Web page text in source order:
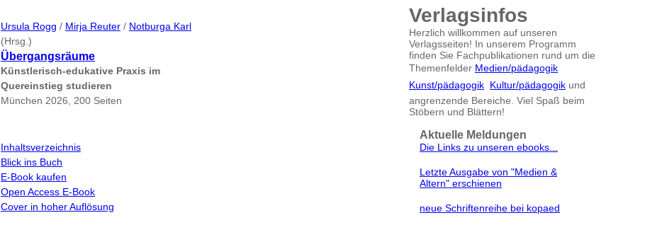
Ursula Rogg / Mirja Reuter / Notburga Karl
(Hrsg.)
Übergangsräume
Künstlerisch-edukative Praxis im
Quereinstieg studieren
München 2026, 200 Seiten
Inhaltsverzeichnis
Blick ins Buch
E-Book kaufen
Open Access E-Book
Cover in hoher Auflösung
Verlagsinfos
Herzlich willkommen auf unseren
Verlagsseiten! In unserem Programm
finden Sie Fachpublikationen rund um die
Themenfelder Medien/pädagogik
Kunst/pädagogik Kultur/pädagogik und
angrenzende Bereiche. Viel Spaß beim
Stöbern und Blättern!
Aktuelle Meldungen
Die Links zu unseren ebooks...
Letzte Ausgabe von "Medien &
Altern" erschienen
neue Schriftenreihe bei kopaed